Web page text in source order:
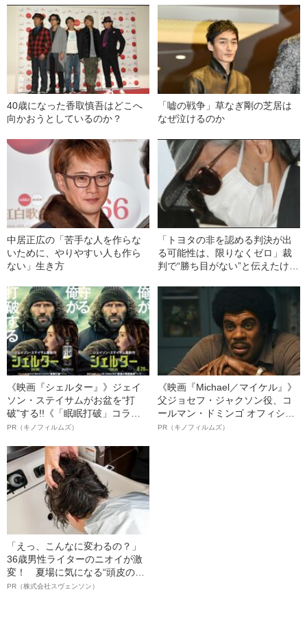
40歳になった香取慎吾はどこへ
向かおうとしているのか？
「嘘の戦争」草なぎ剛の芝居は
なぜ泣けるのか
中居正広の「苦手な人を作らな
いために、やりやすい人も作ら
ない」生き方
「トヨタの非を認める判決が出
る可能性は、限りなくゼロ」裁
判で“勝ち目がない”と伝えたけれ
幸三を説得できなかった「長男
の葛藤」
《映画『シェルター』》ジェイ
ソン・ステイサムがお盆を“打
破”する!!《「眠眠打破」コラ
ボ》
PR（キノフィルムズ）
《映画『Michael／マイケル』》
父ジョセフ・ジャクソン役、コ
ールマン・ドミンゴ オフィシャ
ルインタビュー“観客を魅了した
PR（キノフィルムズ）
「えっ、こんなに変わるの？」
36歳男性ライターのニオイが激
変！ 夏場に気になる“頭皮のニ
オイ”や“ベタつき”を解消す
PR（株式会社スヴェンソン）